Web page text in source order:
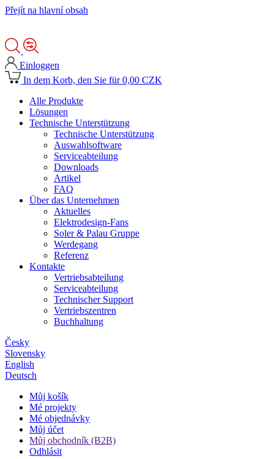
Přejít na hlavní obsah
Einloggen
In dem Korb, den Sie für 0,00 CZK
Alle Produkte
Lösungen
Technische Unterstützung
Technische Unterstützung
Auswahlsoftware
Serviceabteilung
Downloads
Artikel
FAQ
Über das Unternehmen
Aktuelles
Elektrodesign-Fans
Soler & Palau Gruppe
Werdegang
Referenz
Kontakte
Vertriebsabteilung
Serviceabteilung
Technischer Support
Vertriebszentren
Buchhaltung
Česky
Slovensky
English
Deutsch
Můj košík
Mé projekty
Mé objednávky
Můj účet
Můj obchodník (B2B)
Odhlásit